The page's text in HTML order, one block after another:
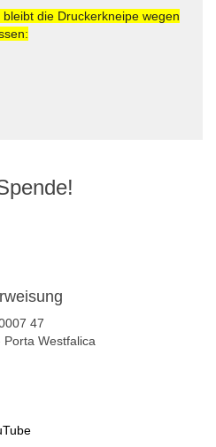
die Druckerkneipe wegen
47
Porta Westfalica